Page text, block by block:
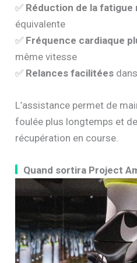
✅ Réduction de la fatigue
équivalente
✅ Fréquence cardiaque
même vitesse
✅ Relances facilitées
L’assistance permet de
foulée plus longtemps et
récupération en course.
Quand sortira Project